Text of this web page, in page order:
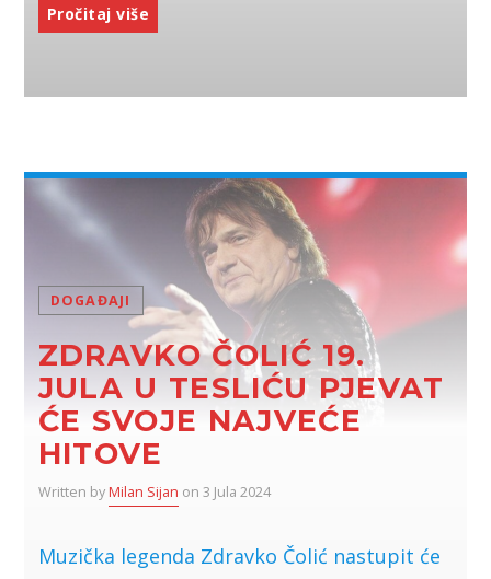
Pročitaj više
DOGAĐAJI
ZDRAVKO ČOLIĆ 19.
JULA U TESLIĆU PJEVAT
ĆE SVOJE NAJVEĆE
HITOVE
Written byMilan Sijan on 3 Jula 2024
Muzička legenda Zdravko Čolić nastupit će